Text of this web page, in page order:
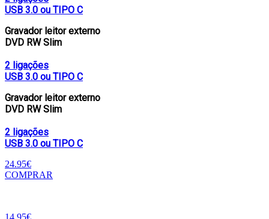
USB 3.0 ou TIPO C
Gravador leitor externo
DVD RW Slim
2 ligações
USB 3.0 ou TIPO C
Gravador leitor externo
DVD RW Slim
2 ligações
USB 3.0 ou TIPO C
24.95€
COMPRAR
14.95€